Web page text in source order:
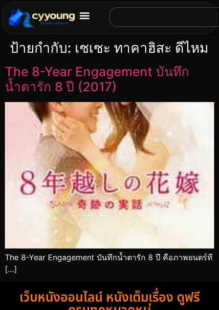
ป้ายกำกับ: เซเซะ ทาคาฮิสะ ดีไหม
The 8-Year Engagement บันทึก
น้ำตารัก 8 ปี (2017)
The 8-Year Engagement บันทึกน้ำตารัก 8 ปี คือภาพยนตร์ที
[…]
เว็บหนังออนไลน์ หนังเต็มเรื่อง ดูฟรี